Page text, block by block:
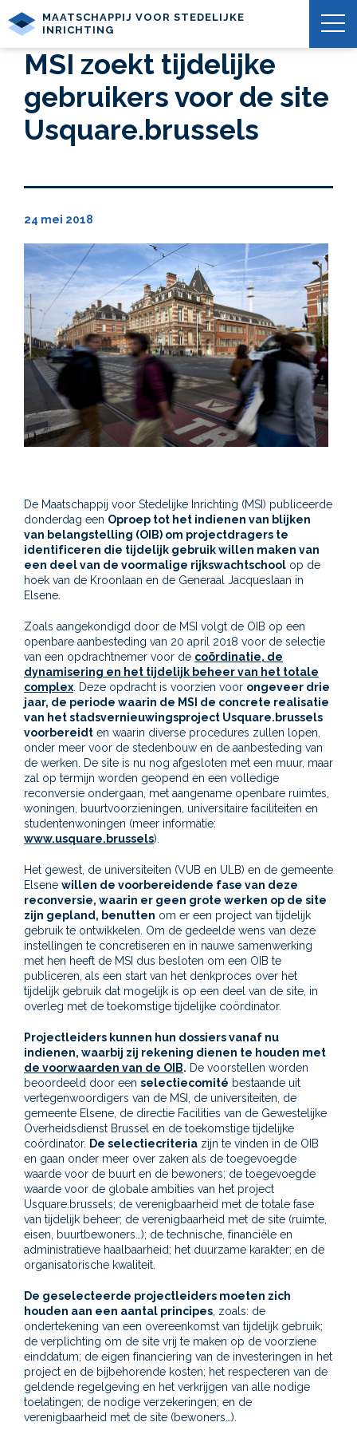
MAATSCHAPPIJ VOOR STEDELIJKE
INRICHTING
MSI zoekt tijdelijke
gebruikers voor de site
Usquare.brussels
24 mei 2018
De Maatschappij voor Stedelijke Inrichting (MSI) publiceerde
donderdag een Oproep tot het indienen van blijken
van belangstelling (OIB) om projectdragers te
identificeren die tijdelijk gebruik willen maken van
een deel van de voormalige rijkswachtschool op de
hoek van de Kroonlaan en de Generaal Jacqueslaan in
Elsene.
Zoals aangekondigd door de MSI volgt de OIB op een
openbare aanbesteding van 20 april 2018 voor de selectie
van een opdrachtnemer voor de coördinatie, de
dynamisering en het tijdelijk beheer van het totale
complex . Deze opdracht is voorzien voor ongeveer drie
jaar, de periode waarin de MSI de concrete realisatie
van het stadsvernieuwingsproject Usquare.brussels
voorbereidt en waarin diverse procedures zullen lopen,
onder meer voor de stedenbouw en de aanbesteding van
de werken. De site is nu nog afgesloten met een muur, maar
zal op termijn worden geopend en een volledige
reconversie ondergaan, met aangename openbare ruimtes,
woningen, buurtvoorzieningen, universitaire faciliteiten en
studentenwoningen (meer informatie:
www.usquare.brussels).
Het gewest, de universiteiten (VUB en ULB) en de gemeente
Elsene willen de voorbereidende fase van deze
reconversie, waarin er geen grote werken op de site
zijn gepland, benutten om er een project van tijdelijk
gebruik te ontwikkelen. Om de gedeelde wens van deze
instellingen te concretiseren en in nauwe samenwerking
met hen heeft de MSI dus besloten om een OIB te
publiceren, als een start van het denkproces over het
tijdelijk gebruik dat mogelijk is op een deel van de site, in
overleg met de toekomstige tijdelijke coördinator.
Projectleiders kunnen hun dossiers vanaf nu
indienen, waarbij zij rekening dienen te houden met
de voorwaarden van de OIB. De voorstellen worden
beoordeeld door een selectiecomité bestaande uit
vertegenwoordigers van de MSI, de universiteiten, de
gemeente Elsene, de directie Facilities van de Gewestelijke
Overheidsdienst Brussel en de toekomstige tijdelijke
coördinator. De selectiecriteria zijn te vinden in de OIB
en gaan onder meer over zaken als de toegevoegde
waarde voor de buurt en de bewoners; de toegevoegde
waarde voor de globale ambities van het project
Usquare.brussels; de verenigbaarheid met de totale fase
van tijdelijk beheer; de verenigbaarheid met de site (ruimte,
eisen, buurtbewoners…); de technische, financiële en
administratieve haalbaarheid; het duurzame karakter; en de
organisatorische kwaliteit.
De geselecteerde projectleiders moeten zich
houden aan een aantal principes , zoals: de
ondertekening van een overeenkomst van tijdelijk gebruik;
de verplichting om de site vrij te maken op de voorziene
einddatum; de eigen financiering van de investeringen in het
project en de bijbehorende kosten; het respecteren van de
geldende regelgeving en het verkrijgen van alle nodige
toelatingen; de nodige verzekeringen; en de
verenigbaarheid met de site (bewoners…).